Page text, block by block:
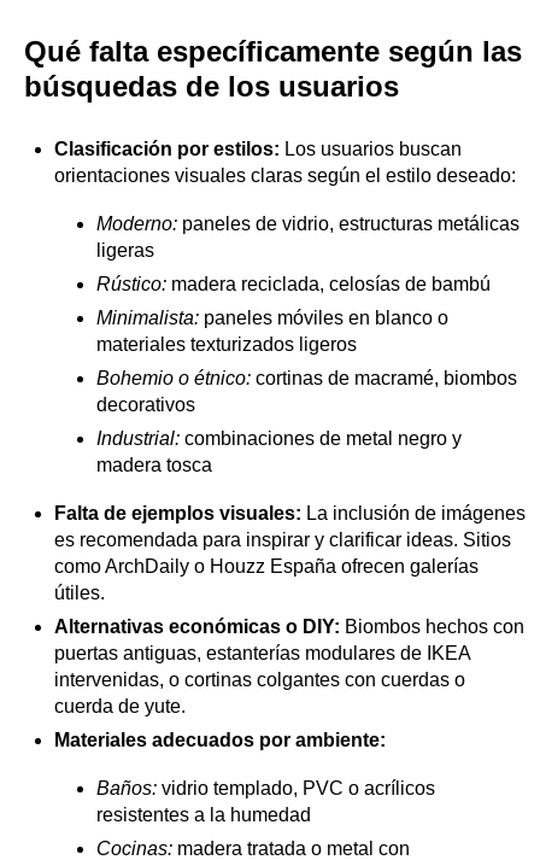
Qué falta específicamente según las
búsquedas de los usuarios
Clasificación por estilos: Los usuarios buscan
orientaciones visuales claras según el estilo deseado:
Moderno: paneles de vidrio, estructuras metálicas
ligeras
Rústico: madera reciclada, celosías de bambú
Minimalista: paneles móviles en blanco o
materiales texturizados ligeros
Bohemio o étnico: cortinas de macramé, biombos
decorativos
Industrial: combinaciones de metal negro y
madera tosca
Falta de ejemplos visuales: La inclusión de imágenes
es recomendada para inspirar y clarificar ideas. Sitios
como ArchDaily o Houzz España ofrecen galerías
útiles.
Alternativas económicas o DIY: Biombos hechos con
puertas antiguas, estanterías modulares de IKEA
intervenidas, o cortinas colgantes con cuerdas o
cuerda de yute.
Materiales adecuados por ambiente:
Baños: vidrio templado, PVC o acrílicos
resistentes a la humedad
Cocinas: madera tratada o metal con